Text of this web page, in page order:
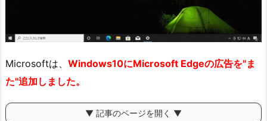
Microsoftは、 Windows10にMicrosoft Edgeの広告を"ま
た"追加しました。
▼ 記事のページを開く ▼